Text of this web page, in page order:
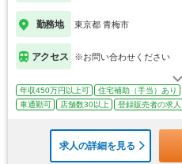
勤務地 東京都 青梅市
アクセス ※お問い合わせください
年収450万円以上可 住宅補助（手当）あり
車通勤可
店舗数30以上 登録販売者の求人
求人の詳細を見る